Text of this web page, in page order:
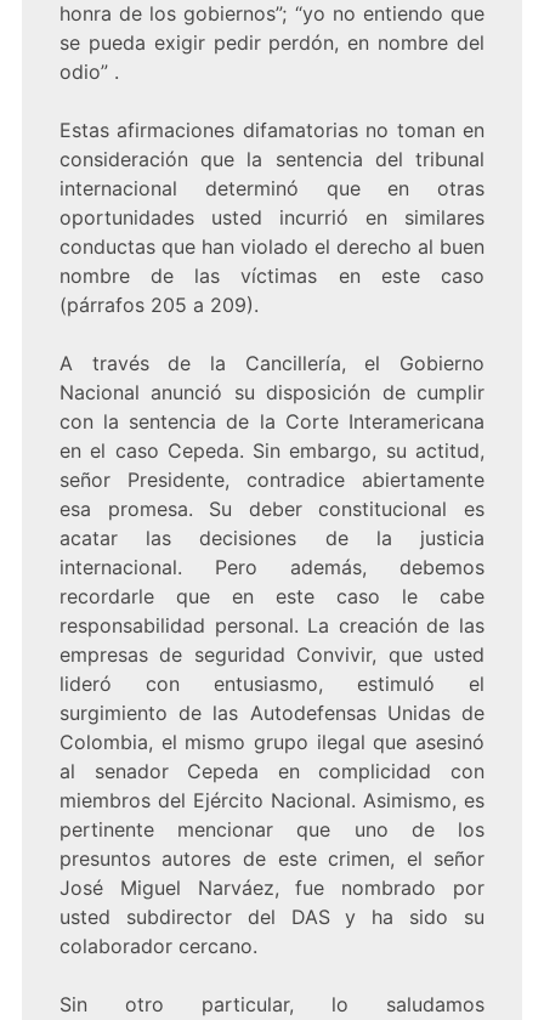
honra de los gobiernos”; “yo no entiendo que
se pueda exigir pedir perdón, en nombre del
odio” .
Estas afirmaciones difamatorias no toman en
consideración que la sentencia del tribunal
internacional determinó que en otras
oportunidades usted incurrió en similares
conductas que han violado el derecho al buen
nombre de las víctimas en este caso
(párrafos 205 a 209).
A través de la Cancillería, el Gobierno
Nacional anunció su disposición de cumplir
con la sentencia de la Corte Interamericana
en el caso Cepeda. Sin embargo, su actitud,
señor Presidente, contradice abiertamente
esa promesa. Su deber constitucional es
acatar las decisiones de la justicia
internacional. Pero además, debemos
recordarle que en este caso le cabe
responsabilidad personal. La creación de las
empresas de seguridad Convivir, que usted
lideró con entusiasmo, estimuló el
surgimiento de las Autodefensas Unidas de
Colombia, el mismo grupo ilegal que asesinó
al senador Cepeda en complicidad con
miembros del Ejército Nacional. Asimismo, es
pertinente mencionar que uno de los
presuntos autores de este crimen, el señor
José Miguel Narváez, fue nombrado por
usted subdirector del DAS y ha sido su
colaborador cercano.
Sin otro particular, lo saludamos